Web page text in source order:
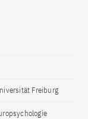
Freiburg